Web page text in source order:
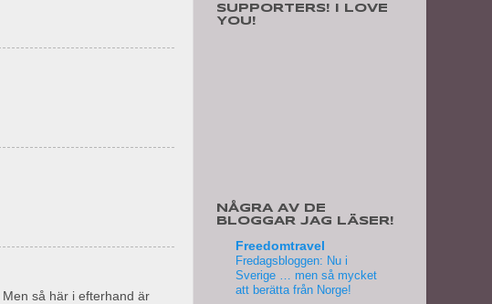
så här i efterhand är
SUPPORTERS! I LOVE
YOU!
NÅGRA AV DE
BLOGGAR JAG LÄSER!
Freedomtravel
Fredagsbloggen: Nu i
Sverige … men så mycket
att berätta från Norge!